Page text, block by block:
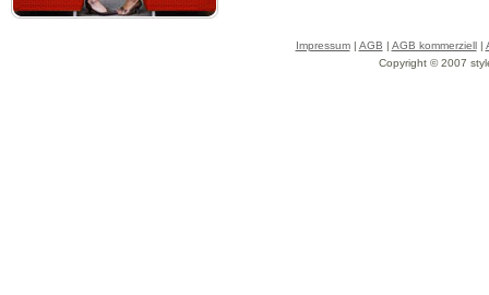
Impressum| AGB | AGB kommerziell|
Copyright © 2007